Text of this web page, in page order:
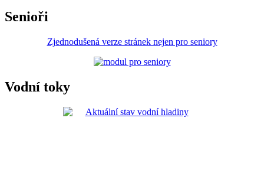
Senioři
Zjednodušená verze stránek nejen pro seniory
Vodní toky